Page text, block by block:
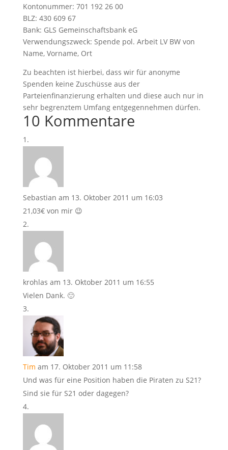
Kontonummer: 701 192 26 00
BLZ: 430 609 67
Bank: GLS Gemeinschaftsbank eG
Verwendungszweck: Spende pol. Arbeit LV BW von
Name, Vorname, Ort
Zu beachten ist hierbei, dass wir für anonyme
Spenden keine Zuschüsse aus der
Parteienfinanzierung erhalten und diese auch nur in
sehr begrenztem Umfang entgegennehmen dürfen.
10 Kommentare
Sebastian am 13. Oktober 2011 um 16:03
21,03€ von mir 😉
krohlas am 13. Oktober 2011 um 16:55
Vielen Dank. 🙂
Tim am 17. Oktober 2011 um 11:58
Und was für eine Position haben die Piraten zu S21?
Sind sie für S21 oder dagegen?